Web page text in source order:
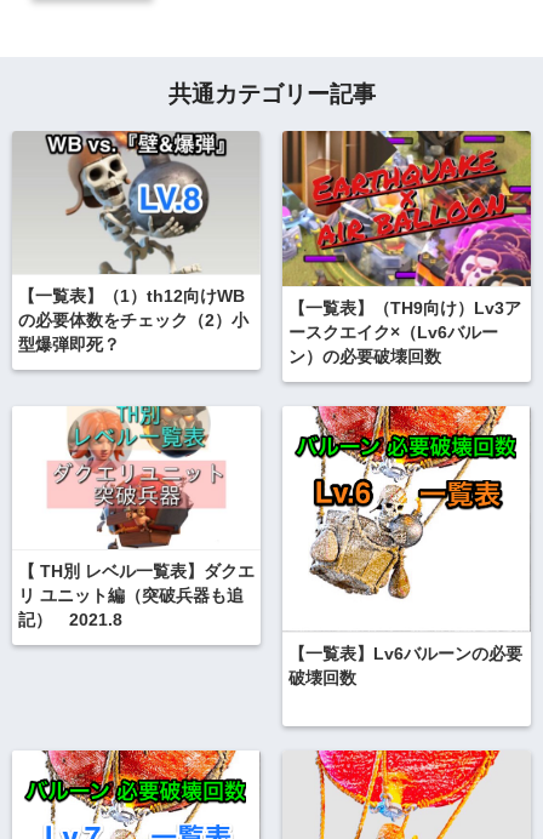
共通カテゴリー記事
【一覧表】（1）th12向けWB
の必要体数をチェック（2）小
型爆弾即死？
【一覧表】（TH9向け）Lv3ア
ースクエイク×（Lv6バルー
ン）の必要破壊回数
【 TH別 レベル一覧表】ダクエ
リ ユニット編（突破兵器も追
記） 2021.8
【一覧表】Lv6バルーンの必要
破壊回数